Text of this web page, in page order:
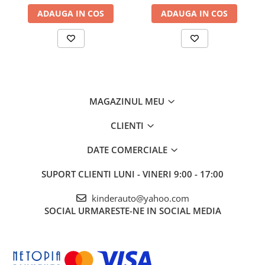
Centura de siguranta
Recomandat pentru copii
3-9 ani
POST-Garantie
ADAUGA IN COS ADAUGA IN COS
MAGAZINUL MEU
CLIENTI
DATE COMERCIALE
SUPORT CLIENTI LUNI - VINERI 9:00 - 17:00
kinderauto@yahoo.com
SOCIAL URMARESTE-NE IN SOCIAL MEDIA